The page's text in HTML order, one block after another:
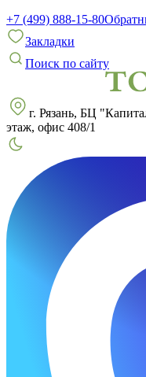
+7 (499) 888-15-80
Закладки
Поиск по сайту
г. Рязань, БЦ
этаж, офис 408/1